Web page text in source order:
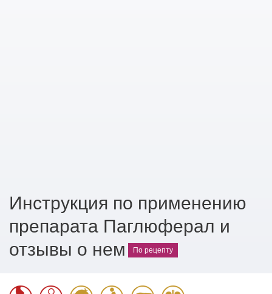
Инструкция по применению
препарата Паглюферал и
отзывы о нем
По рецепту